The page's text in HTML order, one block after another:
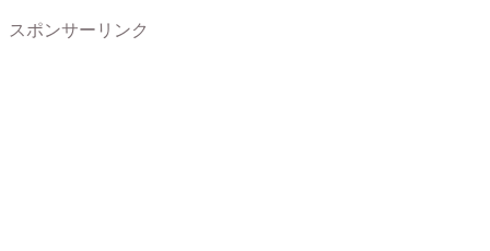
スポンサーリンク